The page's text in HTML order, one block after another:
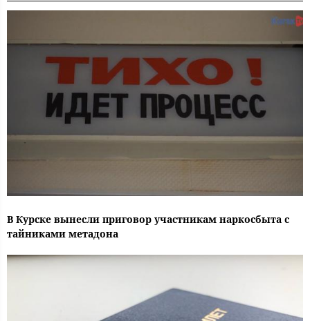
В Курске вынесли приговор участникам наркосбыта с
тайниками метадона